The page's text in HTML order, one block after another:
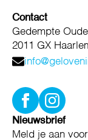
Contact
Gedempte
2011 GX
Nieuwsbrief
Meld je aan